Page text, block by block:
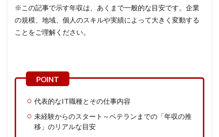
※この記事で示す年収は、あくまで一般的な目安です。企業
の規模、地域、個人のスキルや実績によって大きく変動する
ことをご理解ください。
代表的なIT職種とその仕事内容
未経験からのスタート～ベテランまでの「年収の推
移」のリアルな目安